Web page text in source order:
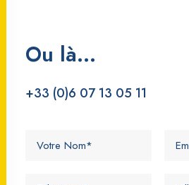
Ou là...
+33 (0)6 07 13 05 11